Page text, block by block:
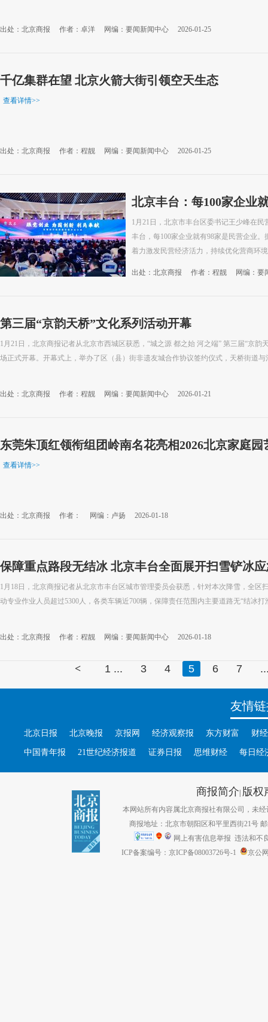
出处：北京商报 作者：卓洋 网编：要闻新闻中心 2026-01-25
千亿集群在望 北京火箭大街引领空天生态
查看详情>>
出处：北京商报 作者：程靓 网编：要闻新闻中心 2026-01-25
北京丰台：每100家企业
1月21日，北京市丰台区委书记王少峰在
丰台，每100家企业就有98家是民营企业
着力激发民营经济活力，持续优化营商环
出处：北京商报 作者：程靓 网编：要
第三届“京韵天桥”文化系列活动开幕
1月21日，北京商报记者从北京市西城区获悉，“城之源 都之始 河之端” 第三届“京韵
场正式开幕。开幕式上，举办了区（县）街非遗友城合作协议签约仪式，天桥街道与
出处：北京商报 作者：程靓 网编：要闻新闻中心 2026-01-21
东莞朱顶红领衔组团岭南名花亮相2026北京家庭园
查看详情>>
出处：北京商报 作者： 网编：卢扬 2026-01-18
保障重点路段无结冰 北京丰台全面展开扫雪铲冰
1月18日，北京商报记者从北京市丰台区城市管理委员会获悉，针对本次降雪，全区
动专业作业人员超过5300人，各类车辆近700辆，保障责任范围内主要道路无“结冰打
出处：北京商报 作者：程靓 网编：要闻新闻中心 2026-01-18
< 1 ... 3 4 5 6 7
友情
北京日报 北京晚报 京报网 经济观察报 东方财富 财
中国青年报 21世纪经济报道 证券日报 思维财经 每日经
商报简介| 版权
本网站所有内容属北京商报社有限公司，未经
商报地址：北京市朝阳区和平里西街21号
网上有害信息举报 违法和不
ICP备案编号：京ICP备08003726号-1
京公